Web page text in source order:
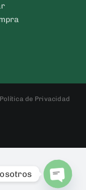
de Privacidad